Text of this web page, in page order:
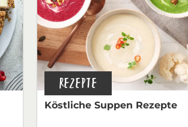
REZEPTE
Köstliche Suppen Rezepte